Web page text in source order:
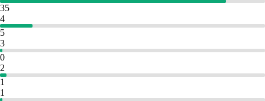
35
4
5
3
0
2
1
1